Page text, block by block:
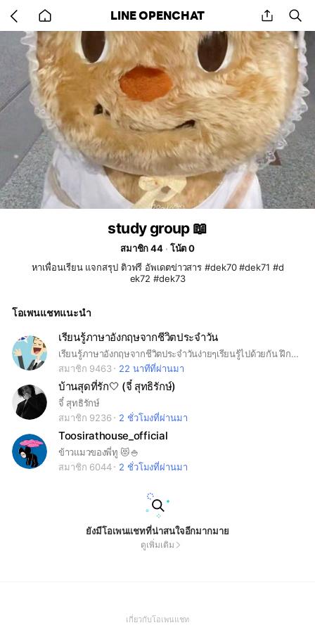
back
to
home
LINE OPENCHAT share
study group 📖
สมาชิก 44
โน้ต 0
หาเพื่อนเรียน แจกสรุป ติวฟรี อัพเดตข่าวสาร #dek70 #dek71 #d
ek72 #dek73
โอเพนแชทแนะนำ
เรียนรู้ภาษาอังกฤษจากชีวิตประจำวัน
เรียนรู้ภาษาอังกฤษจากชีวิตประจำวันง่ายๆเรียนรู้ไปด้วยกัน ฝึกคุยภาษาอังกฤษใครเจอคำศัพท์ประโยคในชีวิตประจำวันมาแชร์กัน
สมาชิก 9463
22 นาทีที่ผ่านมา
บ้านสุดที่รัก🤍 (จี๋ สุทธิรักษ์)
จี๋ สุทธิรักษ์
สมาชิก 9236
2 ชั่วโมงที่ผ่านมา
Toosirathouse_official
ข้าวแมวของพี่ทู 😻🍚
สมาชิก 6044
2 ชั่วโมงที่ผ่านมา
ยังมีโอเพนแชทที่น่าสนใจอีกมากมาย
ดูเพิ่มเติม
เกี่ยวกับโอเพนแชท(Open